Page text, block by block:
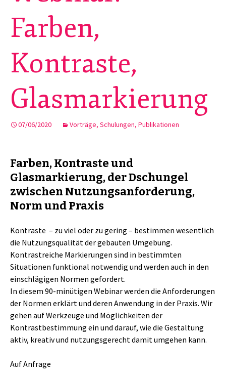
Farben,
Kontraste,
Glasmarkierung
07/06/2020 Vorträge, Schulungen, Publikationen
Farben, Kontraste und
Glasmarkierung, der Dschungel
zwischen Nutzungsanforderung,
Norm und Praxis
Kontraste – zu viel oder zu gering – bestimmen wesentlich
die Nutzungsqualität der gebauten Umgebung.
Kontrastreiche Markierungen sind in bestimmten
Situationen funktional notwendig und werden auch in den
einschlägigen Normen gefordert.
In diesem 90-minütigen Webinar werden die Anforderungen
der Normen erklärt und deren Anwendung in der Praxis. Wir
gehen auf Werkzeuge und Möglichkeiten der
Kontrastbestimmung ein und darauf, wie die Gestaltung
aktiv, kreativ und nutzungsgerecht damit umgehen kann.
Auf Anfrage